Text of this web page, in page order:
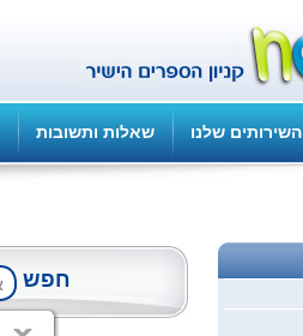
השירותים שלנו שאלות ותשובות
חפש